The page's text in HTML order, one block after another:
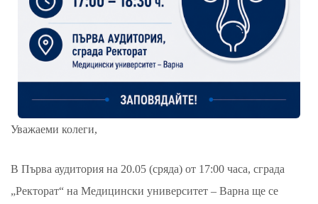
Уважаеми колеги,
В Първа аудитория на 20.05 (сряда) от 17:00 часа, сграда
„Ректорат“ на Медицински университет – Варна ще се